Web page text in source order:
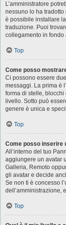
L’amministratore
nessuno lo ha
è possibile installare
traduzione. Puoi
collegamento in
Top
Come posso
Ci possono essere
messaggi. La prima è
forma di stelle,
livello. Sotto può
genere è unica e
Top
Come posso inserire
All’interno del tuo
aggiungere un avatar
Galleria, Remoto
gli avatar e decide
Se non ti è concesso
dell’amministrazione,
Top